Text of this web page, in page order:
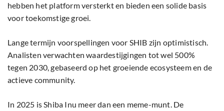
hebben het platform versterkt en bieden een solide basis
voor toekomstige groei.
Lange termijn voorspellingen voor SHIB zijn optimistisch.
Analisten verwachten waardestijgingen tot wel 500%
tegen 2030, gebaseerd op het groeiende ecosysteem en de
actieve community.
In 2025 is Shiba Inu meer dan een meme-munt. De